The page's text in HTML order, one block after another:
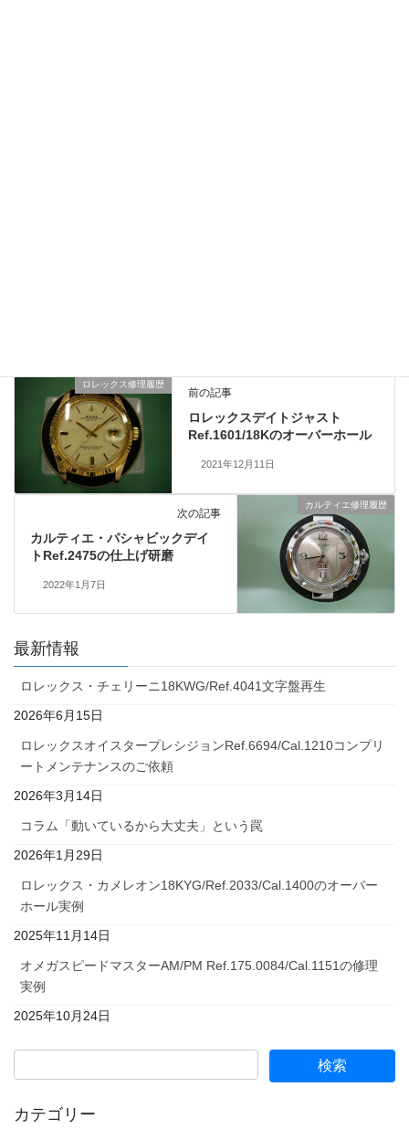
ロレックス修理履歴
前の記事
ロレックスデイトジャスト
Ref.1601/18Kのオーバーホール
2021年12月11日
カルティエ修理履歴
次の記事
カルティエ・パシャビックデイ
トRef.2475の仕上げ研磨
2022年1月7日
最新情報
ロレックス・チェリーニ18KWG/Ref.4041文字盤再生
2026年6月15日
ロレックスオイスタープレシジョンRef.6694/Cal.1210コンプリ
ートメンテナンスのご依頼
2026年3月14日
コラム「動いているから大丈夫」という罠
2026年1月29日
ロレックス・カメレオン18KYG/Ref.2033/Cal.1400のオーバー
ホール実例
2025年11月14日
オメガスピードマスターAM/PM Ref.175.0084/Cal.1151の修理
実例
2025年10月24日
カテゴリー